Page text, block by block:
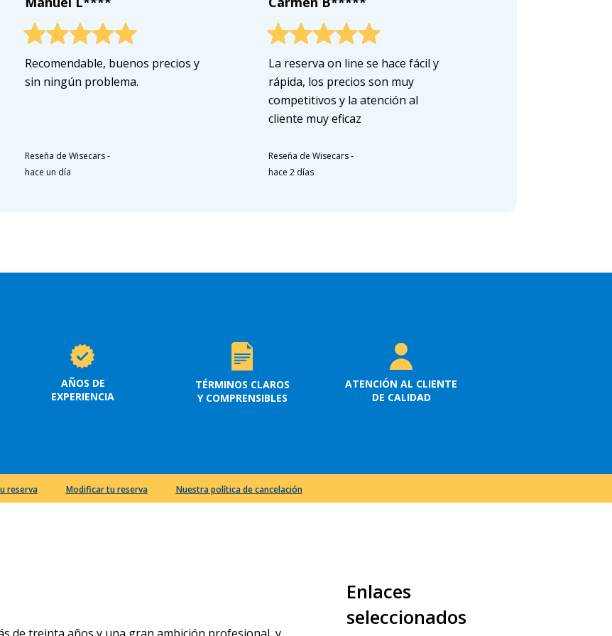
Recomendable, buenos precios y
sin ningún problema.
Reseña de Wisecars-
hace un día
La reserva on line se hace fácil y
rápida, los precios son muy
competitivos y la atención al
cliente muy eficaz
Reseña de Wisecars-
hace 2 días
AÑOS DE
EXPERIENCIA
TÉRMINOS CLAROS
Y COMPRENSIBLES
ATENCIÓN AL CLIENTE
DE CALIDAD
reserva Modificar tu reserva Nuestra política de cancelación
Enlaces
seleccionados